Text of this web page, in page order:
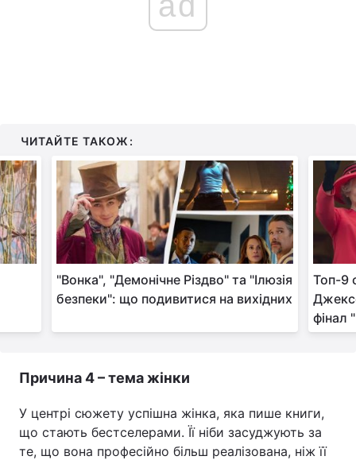
ЧИТАЙТЕ ТАКОЖ:
"Вонка", "Демонічне Різдво" та "Ілюзія
безпеки": що подивитися на вихідних
Топ-9
фінал
Причина 4 – тема жінки
У центрі сюжету успішна жінка, яка пише книги,
що стають бестселерами. Її ніби засуджують за
те, що вона професійно більш реалізована, ніж її